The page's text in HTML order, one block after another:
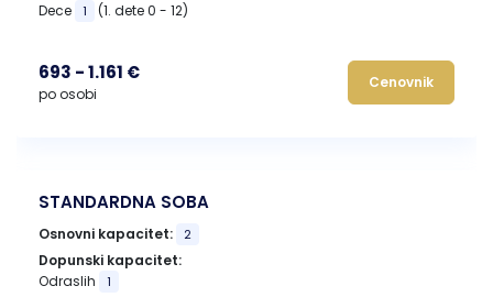
Dece 1 (1. dete 0 - 12)
693 - 1.161 €
po osobi
Cenovnik
STANDARDNA SOBA
Osnovni kapacitet: 2
Dopunski kapacitet:
Odraslih
1